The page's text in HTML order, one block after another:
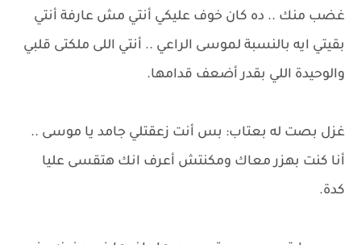
غضب منك .. ده كان خوف عليكي أنتي مش عارفة أنتي
بقيتي ايه بالنسبة لموسى الراعي .. أنتي اللى ملكتى قلبي
والوحيدة اللي بقدر أضعف قدامها.
غزل بصت له بعتاب: بس أنت زعقتلي جامد يا موسى ..
أنا كنت بهزر معاك ومكنتش أعرف انك هتقسى عليا
كدة.